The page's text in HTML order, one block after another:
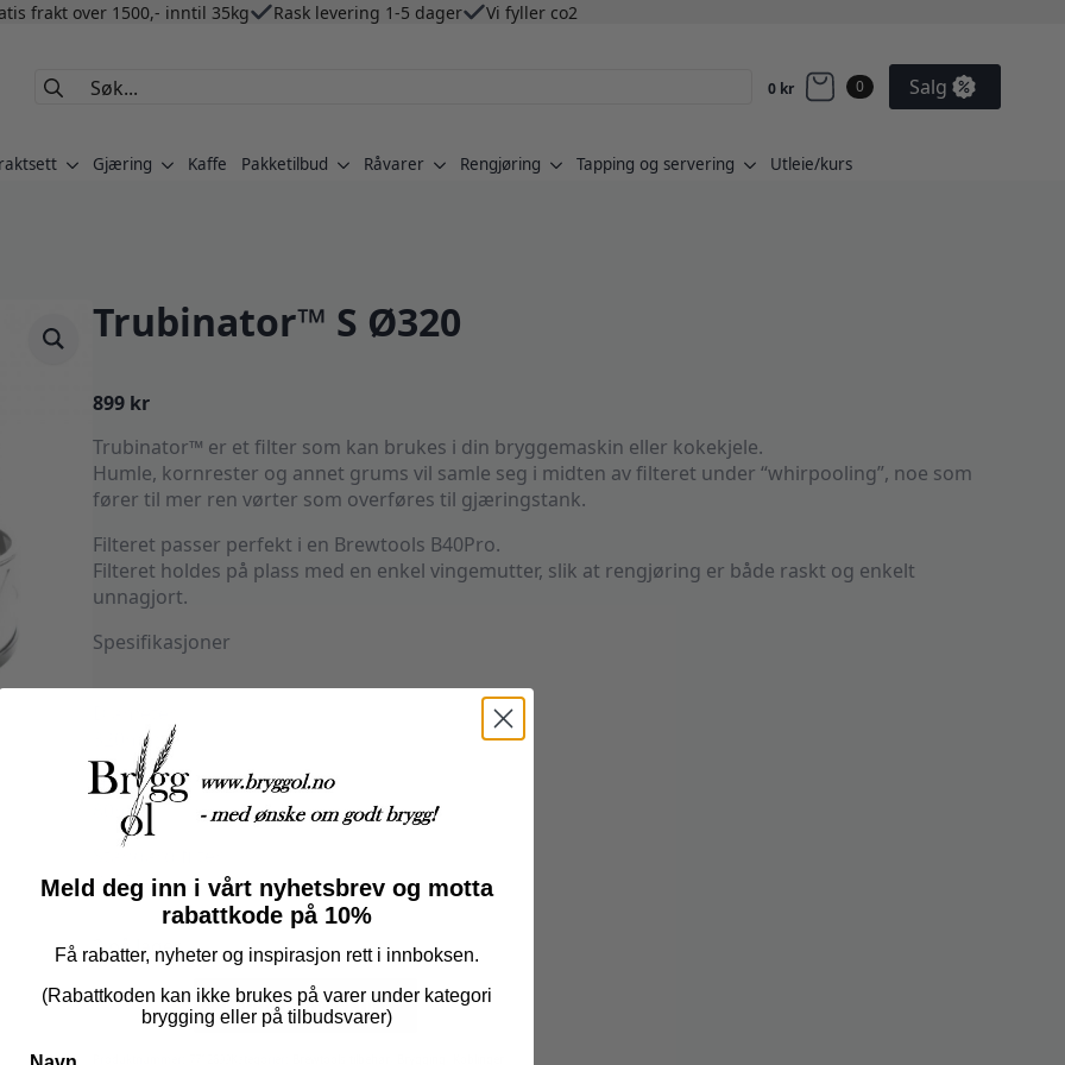
frakt over 1500,- inntil 35kg Rask levering 1-5 dager Vi fyller co2
Search
0 kr 0 Salg
Gjæring Kaffe Pakketilbud Råvarer Rengjøring Tapping og servering Utleie/kurs
Trubinator™ S Ø320
899 kr
Trubinator™ er et filter som kan brukes i din bryggemaskin eller kokekjele.
Humle, kornrester og annet grums vil samle seg i midten av filteret under “whirpooling”, noe som
fører til mer ren vørter som overføres til gjæringstank.
Filteret passer perfekt i en Brewtools B40Pro.
Filteret holdes på plass med en enkel vingemutter, slik at rengjøring er både raskt og enkelt
unnagjort.
Spesifikasjoner
320mm
Høyde
80mm
Standard filter
R2x5
2 på lager
Trubinator™
S Legg I Handlekurv
Meld deg inn i vårt nyhetsbrev og motta
rabattkode på 10%
Få rabatter, nyheter og inspirasjon rett i innboksen.
(Rabattkoden kan ikke brukes på varer under kategori
brygging eller på tilbudsvarer)